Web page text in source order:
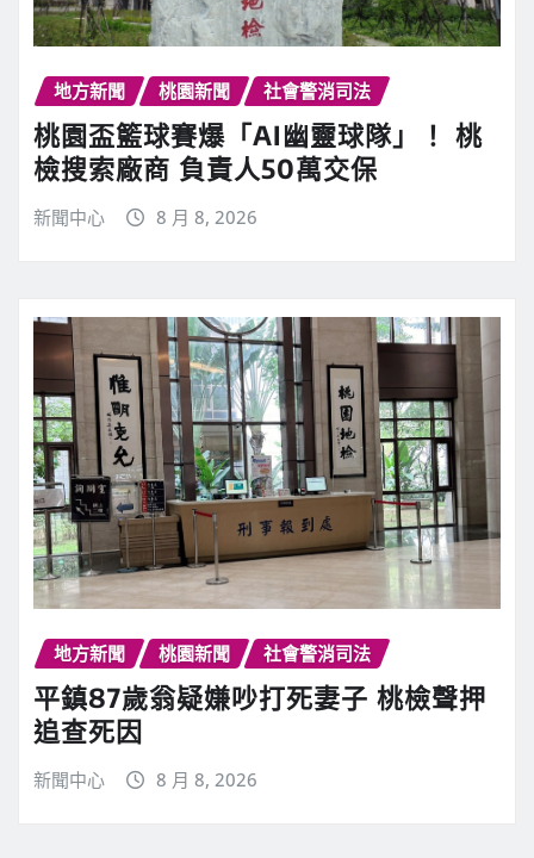
地方新聞 桃園新聞 社會警消司法
桃園盃籃球賽爆「AI幽靈球隊」！ 桃
檢搜索廠商 負責人50萬交保
新聞中心 8 月 8, 2026
地方新聞 桃園新聞 社會警消司法
平鎮87歲翁疑嫌吵打死妻子 桃檢聲押
追查死因
新聞中心 8 月 8, 2026